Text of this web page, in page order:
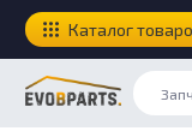
Каталог